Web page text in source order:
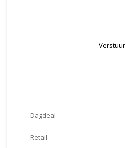
Verstuur
Dagdeal
Retail